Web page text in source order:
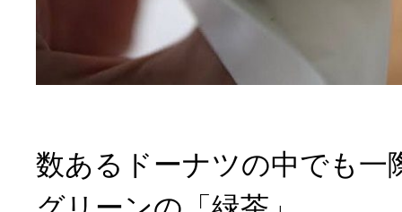
数あるドーナツの中でも一